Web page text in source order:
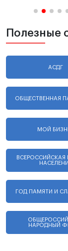
Полезные
АСДГ
ОБЩЕСТВЕННАЯ
МОЙ
ВСЕРОССИЙСКАЯ
ГОД ПАМЯТИ И
НАРОДНЫЙ